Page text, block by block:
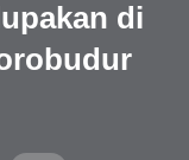
di